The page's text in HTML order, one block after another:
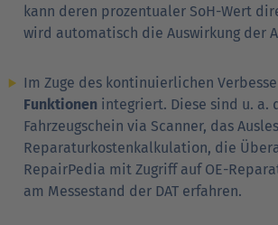
kann deren prozentualer SoH-Wert
wird automatisch die Auswirkung der
Im Zuge des kontinuierlichen
Funktionen integriert. Diese sind u. a.
Fahrzeugschein via Scanner, das
Reparaturkostenkalkulation, die
RepairPedia mit Zugriff auf OE-
am Messestand der DAT erfahren.